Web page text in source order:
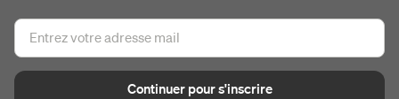
Continuer pour s'inscrire